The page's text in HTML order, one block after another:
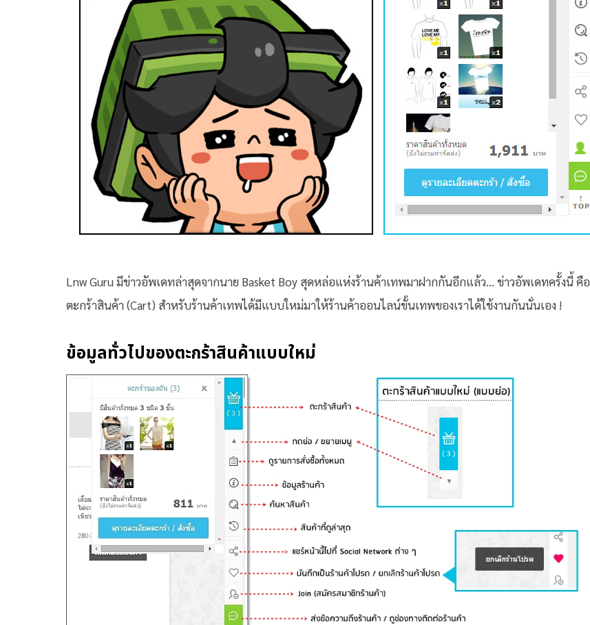
Lnw Guru มีข่าวอัพเดทล่าสุดจากนาย Basket Boy สุดหล่อแห่งร้านค้าเทพมาฝากกันอีกแล้ว… ข่าวอัพเดทครั้งนี้ คือ
ตะกร้าสินค้า (Cart) สำหรับร้านค้าเทพได้มีแบบใหม่มาให้ร้านค้าออนไลน์ขั้นเทพของเราได้ใช้งานกันนั่นเอง !
ข้อมูลทั่วไปของตะกร้าสินค้าแบบใหม่